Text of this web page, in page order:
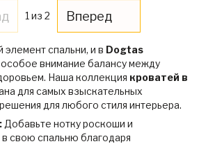
1 из 2 Вперед
элемент спальни, и в Dogtas
внимание балансу между
Наша коллекция кроватей в
для самых взыскательных
для любого стиля интерьера.
Добавьте нотку роскоши и
в свою спальню благодаря